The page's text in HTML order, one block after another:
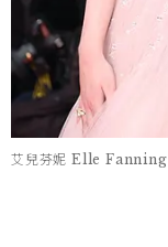
艾兒芬妮 Elle Fanning